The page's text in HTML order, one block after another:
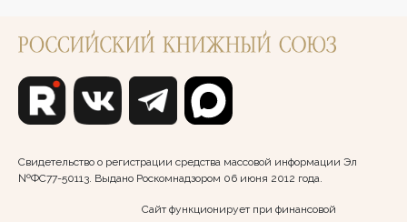
Свидетельство о регистрации средства массовой информации Эл
№ФС77-50113. Выдано Роскомнадзором 06 июня 2012 года.
Сайт функционирует при финансовой